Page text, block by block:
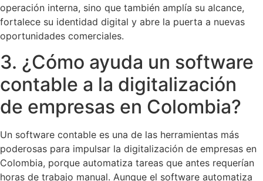
operación interna, sino que también amplía su alcance,
fortalece su identidad digital y abre la puerta a nuevas
oportunidades comerciales.
3. ¿Cómo ayuda un software
contable a la digitalización
de empresas en Colombia?
Un software contable es una de las herramientas más
poderosas para impulsar la digitalización de empresas en
Colombia, porque automatiza tareas que antes requerían
horas de trabajo manual. Aunque el software automatiza